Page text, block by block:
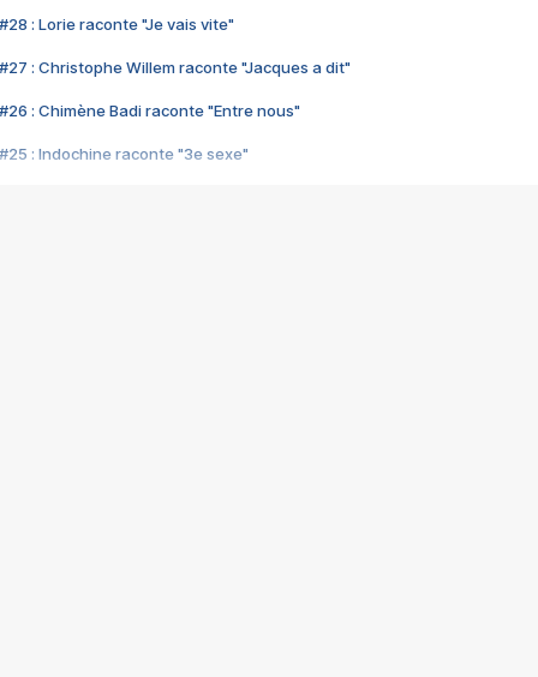
#28 : Lorie raconte "Je vais vite"
#27 : Christophe Willem raconte "Jacques a dit"
#26 : Chimène Badi raconte "Entre nous"
#25 : Indochine raconte "3e sexe"